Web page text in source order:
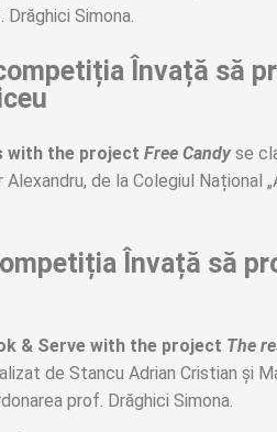
Simona.
Învață să
with the project Free Candyse
Alexandru, de la Colegiul Național
Învață să
& Serve with the project The
de Stancu Adrian Cristian și
prof. Drăghici Simona.